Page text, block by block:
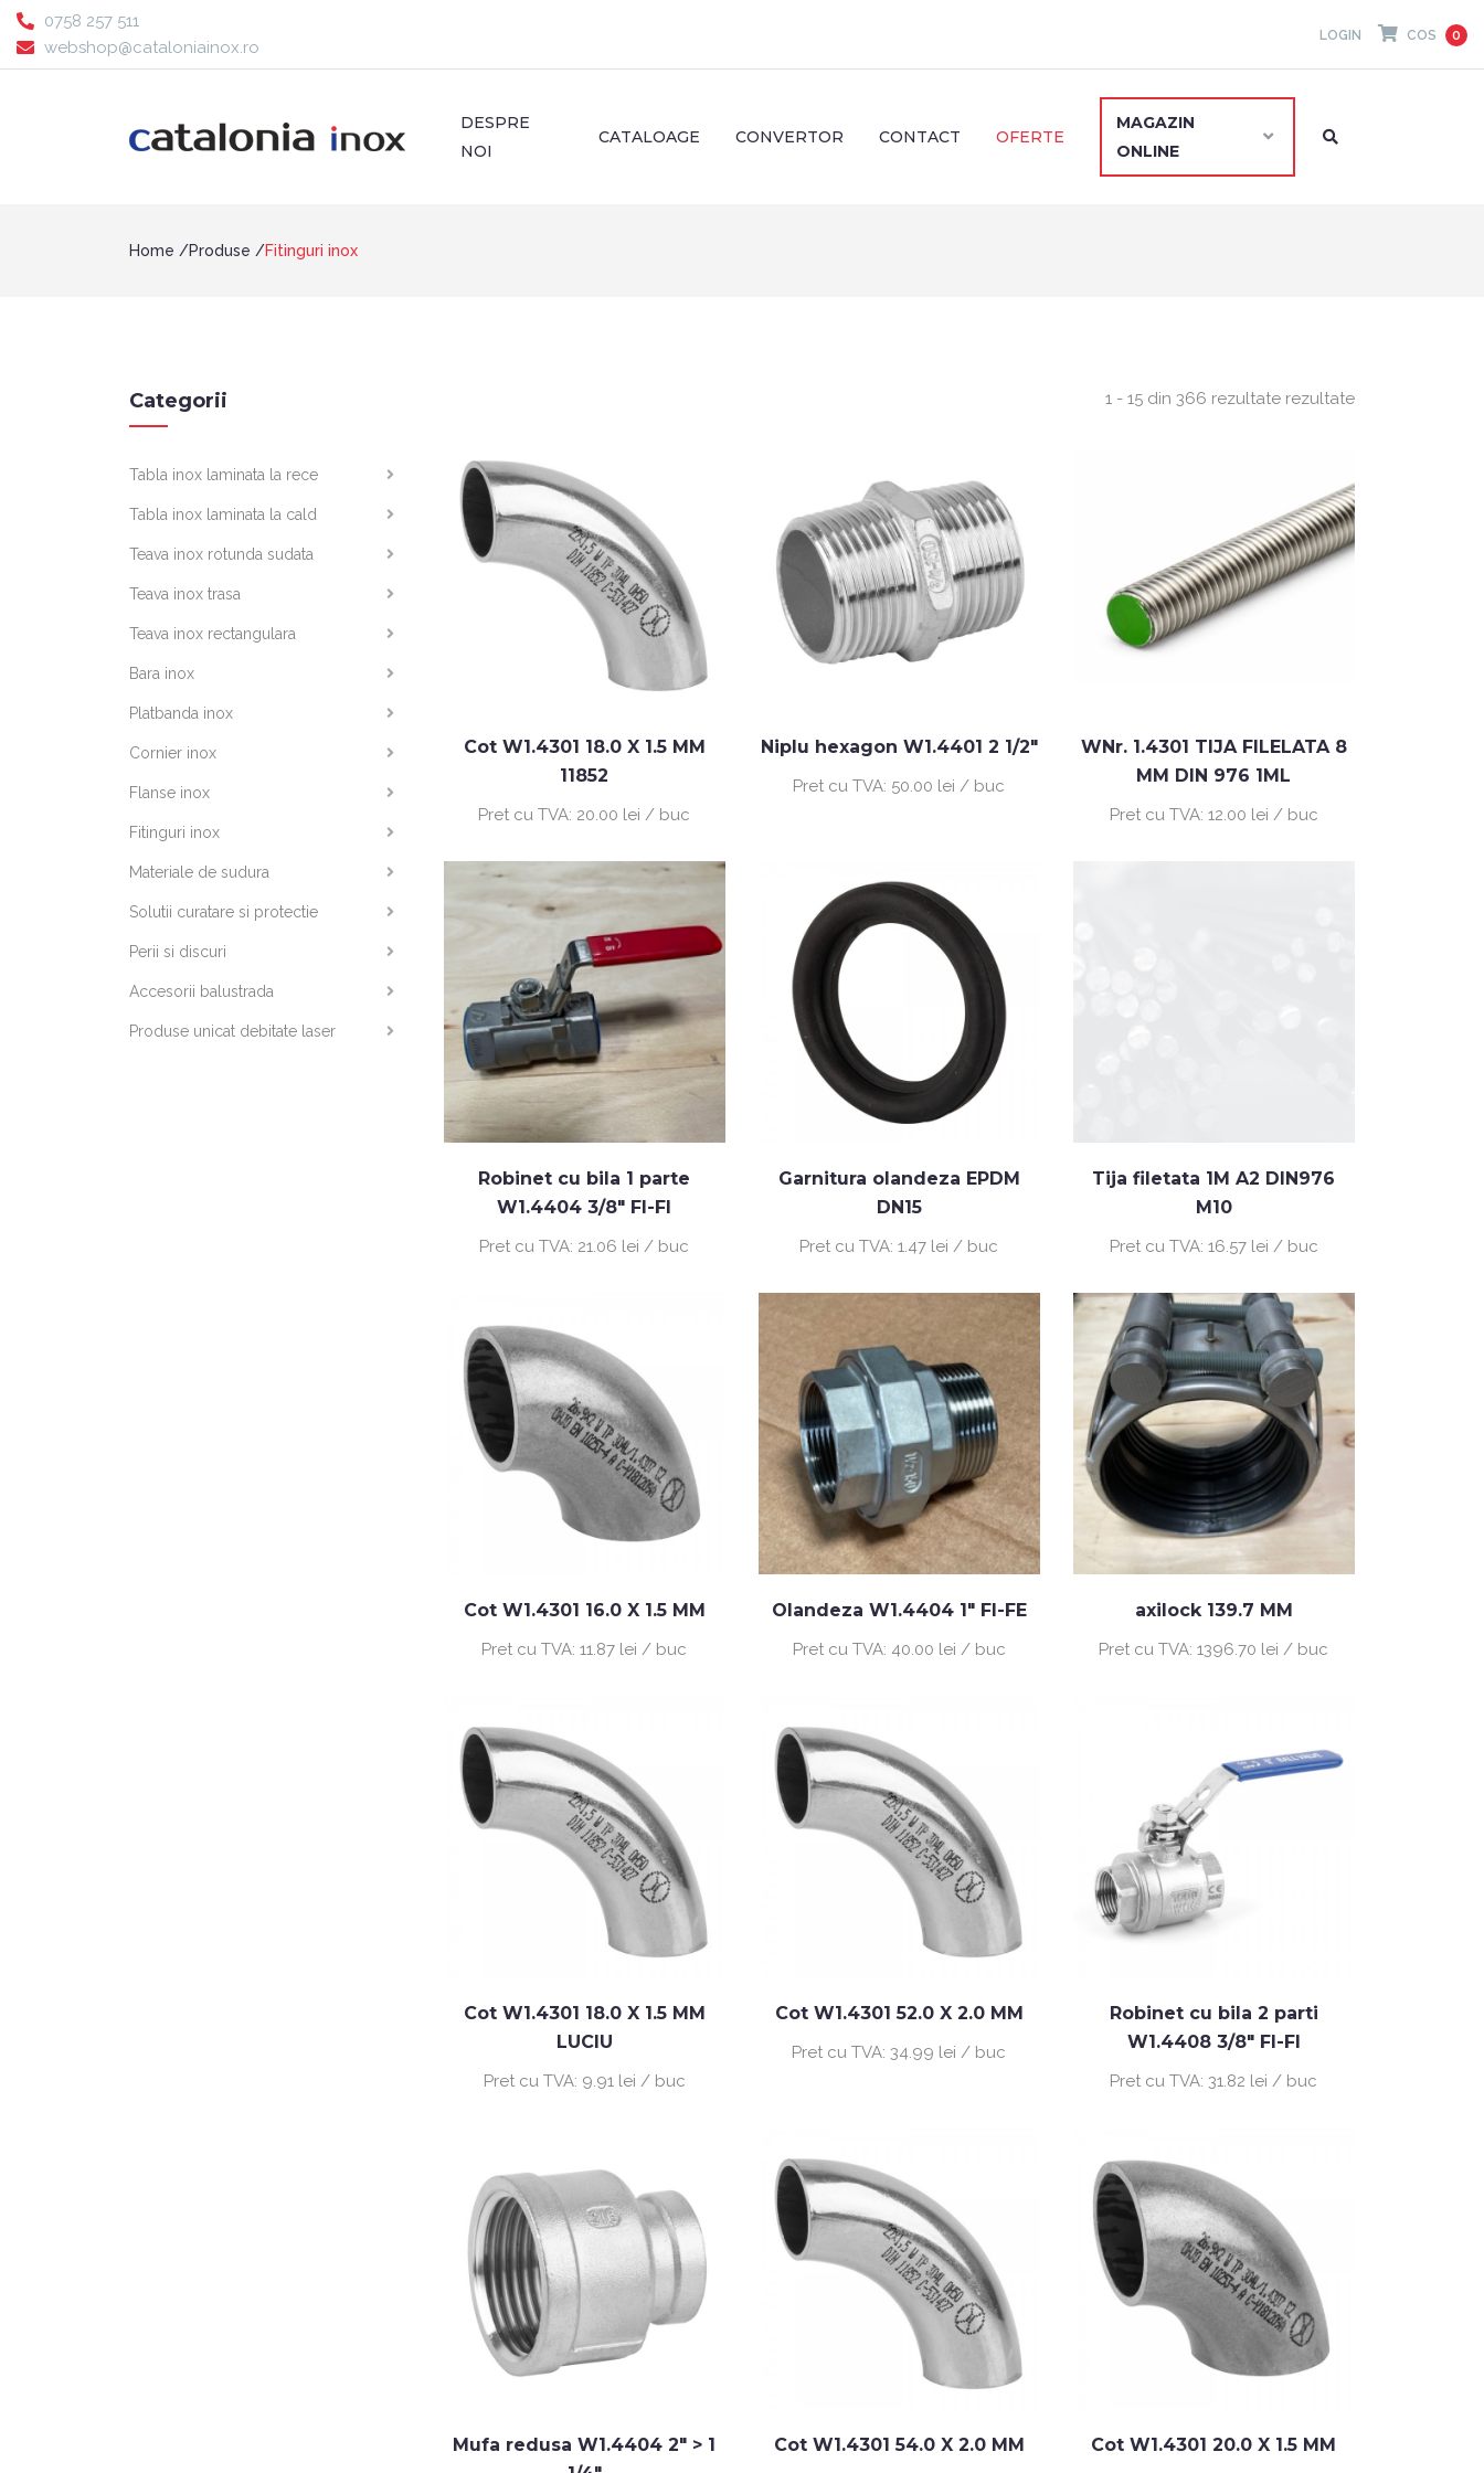
0758 257 511
webshop@cataloniainox.ro
LOGIN COS 0
DESPRE
NOI
CATALOAGE CONVERTOR CONTACT OFERTE
MAGAZIN
ONLINE
Home Produse Fitinguri inox
1 - 15 din 366 rezultate rezultate
Cot W1.4301 18.0 X 1.5 MM
11852
Pret cu TVA: 20.00 lei / buc
Niplu hexagon W1.4401 2 1/2"
Pret cu TVA: 50.00 lei / buc
WNr. 1.4301 TIJA FILELATA 8
MM DIN 976 1ML
Pret cu TVA: 12.00 lei / buc
Robinet cu bila 1 parte
W1.4404 3/8" FI-FI
Pret cu TVA: 21.06 lei / buc
Garnitura olandeza EPDM
DN15
Pret cu TVA:1.47 lei / buc
Tija filetata 1M A2 DIN976
M10
Pret cu TVA: 16.57 lei / buc
Cot W1.4301 16.0 X 1.5 MM
Pret cu TVA:11.87 lei / buc
Olandeza W1.4404 1" FI-FE
Pret cu TVA: 40.00 lei / buc
axilock 139.7 MM
Pret cu TVA:1396.70 lei / buc
Cot W1.4301 18.0 X 1.5 MM
LUCIU
Pret cu TVA: 9.91 lei / buc
Cot W1.4301 52.0 X 2.0 MM
Pret cu TVA: 34.99 lei / buc
Robinet cu bila 2 parti
W1.4408 3/8" FI-FI
Pret cu TVA: 31.82 lei / buc
Mufa redusa W1.4404 2" > 1
Cot W1.4301 54.0 X 2.0 MM Cot W1.4301 20.0 X 1.5 MM
Categorii
Tabla inox laminata la rece
Tabla inox laminata la cald
Teava inox rotunda sudata
Teava inox trasa
Teava inox rectangulara
Bara inox
Platbanda inox
Cornier inox
Flanse inox
Fitinguri inox
Materiale de sudura
Solutii curatare si protectie
Perii si discuri
Accesorii balustrada
Produse unicat debitate laser